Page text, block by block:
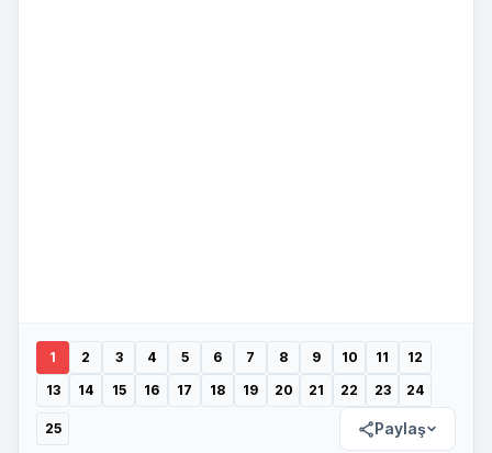
1 2 3 4 5 6 7 8 9 10 11
12
13
14 15 16 17 18 19 20 21 22 23 24
25 Paylaş